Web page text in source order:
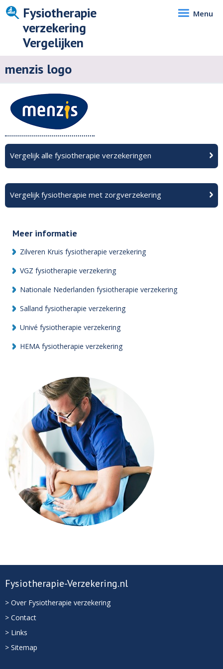
Fysiotherapie
verzekering
Vergelijken
Menu
menzis logo
Vergelijk alle fysiotherapie verzekeringen
Vergelijk fysiotherapie met zorgverzekering
Meer informatie
Zilveren Kruis fysiotherapie verzekering
VGZ fysiotherapie verzekering
Nationale Nederlanden fysiotherapie verzekering
Salland fysiotherapie verzekering
Univé fysiotherapie verzekering
HEMA fysiotherapie verzekering
Fysiotherapie-Verzekering.nl
> Over Fysiotherapie verzekering
> Contact
> Links
> Sitemap